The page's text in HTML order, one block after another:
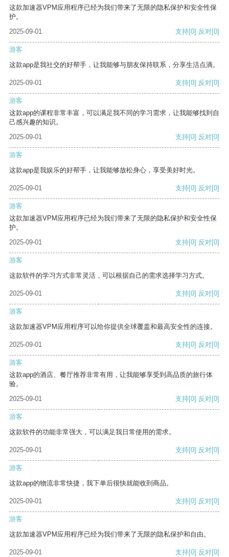
这款加速器VPM应用程序已经为我们带来了无限的隐私保护和安全性保
护。
2025-09-01
支持[0] 反对[0]
游客
这款app是我社交的好帮手，让我能够与朋友保持联系，分享生活点滴。
2025-09-01 支持[0] 反对[0]
游客
这款app的课程非常丰富，可以满足我不同的学习需求，让我能够找到自
己感兴趣的知识。
2025-09-01
支持[0] 反对[0]
游客
这款app是我娱乐的好帮手，让我能够放松身心，享受美好时光。
2025-09-01 支持[0] 反对[0]
游客
这款加速器VPM应用程序已经为我们带来了无限的隐私保护和安全性保
护。
2025-09-01
支持[0] 反对[0]
游客
这款软件的学习方式非常灵活，可以根据自己的需求选择学习方式。
2025-09-01 支持[0] 反对[0]
游客
这款加速器VPM应用程序可以给你提供全球覆盖和最高安全性的连接。
2025-09-01 支持[0] 反对[0]
游客
这款app的酒店、餐厅推荐非常有用，让我能够享受到高品质的旅行体
验。
2025-09-01
支持[0] 反对[0]
游客
这款软件的功能非常强大，可以满足我日常使用的需求。
2025-09-01 支持[0] 反对[0]
游客
这款app的物流非常快捷，我下单后很快就能收到商品。
2025-09-01 支持[0] 反对[0]
游客
这款加速器VPM应用程序已经为我们带来了无限的隐私保护和自由。
2025-09-01 支持[0] 反对[0]